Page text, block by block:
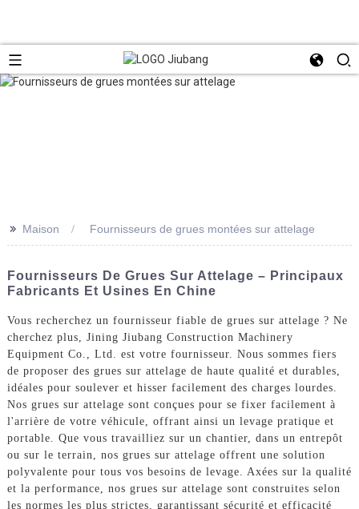
>> Maison Fournisseurs de grues montées sur attelage
Fournisseurs De Grues Sur Attelage – Principaux
Fabricants Et Usines En Chine
Vous recherchez un fournisseur fiable de grues sur attelage ? Ne
cherchez plus, Jining Jiubang Construction Machinery
Equipment Co., Ltd. est votre fournisseur. Nous sommes fiers
de proposer des grues sur attelage de haute qualité et durables,
idéales pour soulever et hisser facilement des charges lourdes.
Nos grues sur attelage sont conçues pour se fixer facilement à
l'arrière de votre véhicule, offrant ainsi un levage pratique et
portable. Que vous travailliez sur un chantier, dans un entrepôt
ou sur le terrain, nos grues sur attelage offrent une solution
polyvalente pour tous vos besoins de levage. Axées sur la qualité
et la performance, nos grues sur attelage sont construites selon
les normes les plus strictes, garantissant sécurité et efficacité